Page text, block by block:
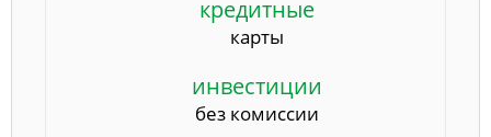
кредитные
карты
инвестиции
без комиссии